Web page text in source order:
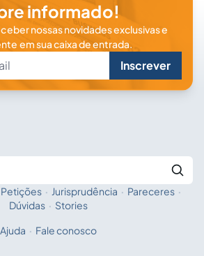
informado!
nossas novidades exclusivas e
em sua caixa de entrada.
Inscrever
Fale com a IA
Petições · Jurisprudência · Pareceres ·
Dúvidas · Stories
Ajuda · Fale conosco